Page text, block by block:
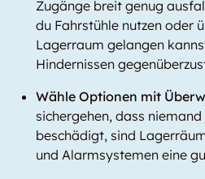
Zugänge breit genug
du Fahrstühle nutzen oder
Lagerraum gelangen
Hindernissen
Wähle Optionen mit
sichergehen, dass
beschädigt, sind
und Alarmsystemen eine